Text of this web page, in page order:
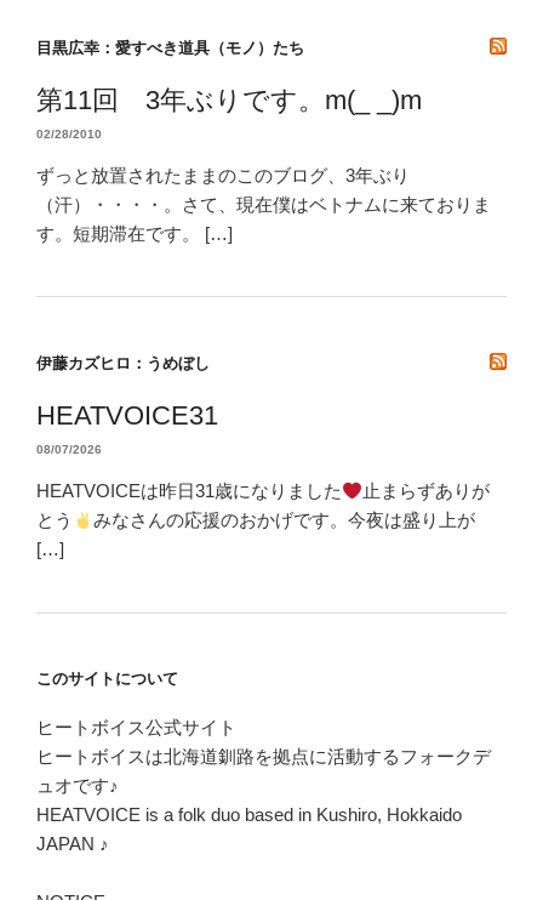
目黒広幸：愛すべき道具（モノ）たち
第11回 3年ぶりです。m(_ _)m
02/28/2010
ずっと放置されたままのこのブログ、3年ぶり
（汗）・・・・。さて、現在僕はベトナムに来ておりま
す。短期滞在です。 […]
伊藤カズヒロ：うめぼし
HEATVOICE31
08/07/2026
HEATVOICEは昨日31歳になりました
止まらずありが
とう
みなさんの応援のおかげです。今夜は盛り上が
[…]
このサイトについて
ヒートボイス公式サイト
ヒートボイスは北海道釧路を拠点に活動するフォークデ
ュオです♪
HEATVOICE is a folk duo based in Kushiro, Hokkaido
JAPAN ♪